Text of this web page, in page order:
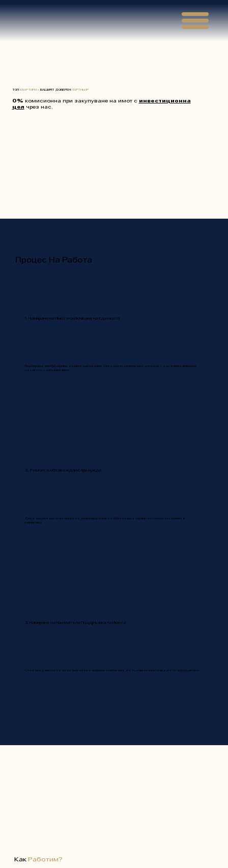
ТОП КВАРТИРИ - ВАШИЯТ ДОВЕРЕН ПАРТНЬОР
0% комисионна при закупуване на имот с инвестиционна
цел чрез нас.
Процес На Работа
3. Намиране на Наематели Поддръжка на Имота
След това имотът се пуска под наем и активно започваме да търсим наематели и да го поддържаме.
1. Намиране на Имот и сключване на сделката
Подбираме имот(и) спрямо вашите изисквания. След което сключваме договор с вас и финализираме
сделката с избрания имот.
2. Ремонт и обзавеждане при нужда
След закупуването на имота се ремонтира и/или се обзавежда спрямо неговото състояние и
стилистика.
Как Работим?